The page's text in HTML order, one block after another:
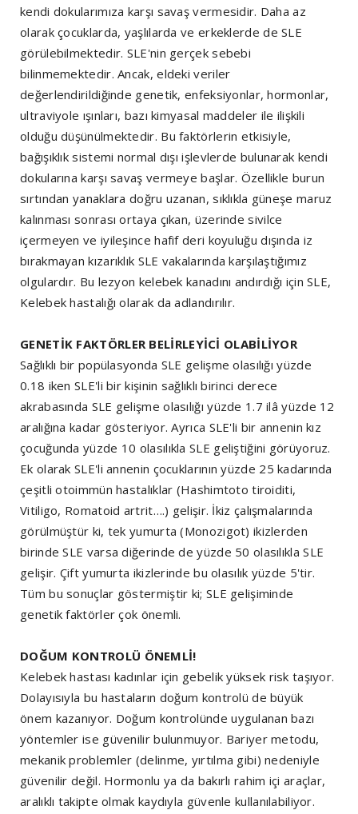
kendi dokularımıza karşı savaş vermesidir. Daha az
olarak çocuklarda, yaşlılarda ve erkeklerde de SLE
görülebilmektedir. SLE'nin gerçek sebebi
bilinmemektedir. Ancak, eldeki veriler
değerlendirildiğinde genetik, enfeksiyonlar, hormonlar,
ultraviyole ışınları, bazı kimyasal maddeler ile ilişkili
olduğu düşünülmektedir. Bu faktörlerin etkisiyle,
bağışıklık sistemi normal dışı işlevlerde bulunarak kendi
dokularına karşı savaş vermeye başlar. Özellikle burun
sırtından yanaklara doğru uzanan, sıklıkla güneşe maruz
kalınması sonrası ortaya çıkan, üzerinde sivilce
içermeyen ve iyileşince hafif deri koyuluğu dışında iz
bırakmayan kızarıklık SLE vakalarında karşılaştığımız
olgulardır. Bu lezyon kelebek kanadını andırdığı için SLE,
Kelebek hastalığı olarak da adlandırılır.
GENETİK FAKTÖRLER BELİRLEYİCİ OLABİLİYOR
Sağlıklı bir popülasyonda SLE gelişme olasılığı yüzde
0.18 iken SLE'li bir kişinin sağlıklı birinci derece
akrabasında SLE gelişme olasılığı yüzde 1.7 ilâ yüzde 12
aralığına kadar gösteriyor. Ayrıca SLE'li bir annenin kız
çocuğunda yüzde 10 olasılıkla SLE geliştiğini görüyoruz.
Ek olarak SLE'li annenin çocuklarının yüzde 25 kadarında
çeşitli otoimmün hastalıklar (Hashimtoto tiroiditi,
Vitiligo, Romatoid artrit….) gelişir. İkiz çalışmalarında
görülmüştür ki, tek yumurta (Monozigot) ikizlerden
birinde SLE varsa diğerinde de yüzde 50 olasılıkla SLE
gelişir. Çift yumurta ikizlerinde bu olasılık yüzde 5'tir.
Tüm bu sonuçlar göstermiştir ki; SLE gelişiminde
genetik faktörler çok önemli.
DOĞUM KONTROLÜ ÖNEMLİ!
Kelebek hastası kadınlar için gebelik yüksek risk taşıyor.
Dolayısıyla bu hastaların doğum kontrolü de büyük
önem kazanıyor. Doğum kontrolünde uygulanan bazı
yöntemler ise güvenilir bulunmuyor. Bariyer metodu,
mekanik problemler (delinme, yırtılma gibi) nedeniyle
güvenilir değil. Hormonlu ya da bakırlı rahim içi araçlar,
aralıklı takipte olmak kaydıyla güvenle kullanılabiliyor.